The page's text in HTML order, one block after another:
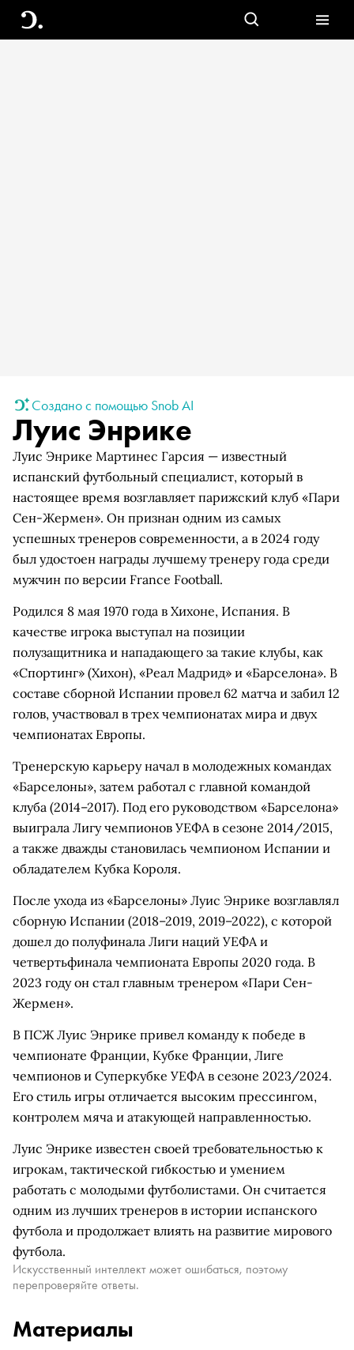
Создано с помощью Snob AI
Луис Энрике
Луис Энрике Мартинес Гарсия — известный
испанский футбольный специалист, который в
настоящее время возглавляет парижский клуб «Пари
Сен-Жермен». Он признан одним из самых
успешных тренеров современности, а в 2024 году
был удостоен награды лучшему тренеру года среди
мужчин по версии France Football.
Родился 8 мая 1970 года в Хихоне, Испания. В
качестве игрока выступал на позиции
полузащитника и нападающего за такие клубы, как
«Спортинг» (Хихон), «Реал Мадрид» и «Барселона». В
составе сборной Испании провел 62 матча и забил 12
голов, участвовал в трех чемпионатах мира и двух
чемпионатах Европы.
Тренерскую карьеру начал в молодежных командах
«Барселоны», затем работал с главной командой
клуба (2014–2017). Под его руководством «Барселона»
выиграла Лигу чемпионов УЕФА в сезоне 2014/2015,
а также дважды становилась чемпионом Испании и
обладателем Кубка Короля.
После ухода из «Барселоны» Луис Энрике возглавлял
сборную Испании (2018–2019, 2019–2022), с которой
дошел до полуфинала Лиги наций УЕФА и
четвертьфинала чемпионата Европы 2020 года. В
2023 году он стал главным тренером «Пари Сен-
Жермен».
В ПСЖ Луис Энрике привел команду к победе в
чемпионате Франции, Кубке Франции, Лиге
чемпионов и Суперкубке УЕФА в сезоне 2023/2024.
Его стиль игры отличается высоким прессингом,
контролем мяча и атакующей направленностью.
Луис Энрике известен своей требовательностью к
игрокам, тактической гибкостью и умением
работать с молодыми футболистами. Он считается
одним из лучших тренеров в истории испанского
футбола и продолжает влиять на развитие мирового
футбола.
Искусственный интеллект может ошибаться, поэтому
перепроверяйте ответы.
Материалы